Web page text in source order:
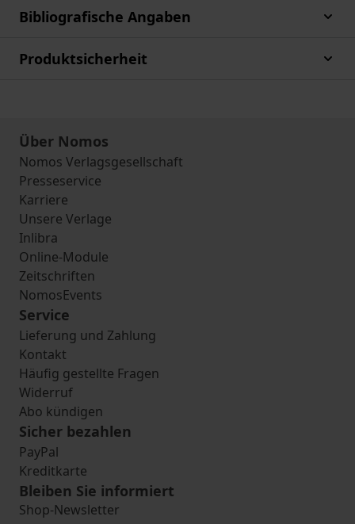
Bibliografische Angaben
Produktsicherheit
Über Nomos
Nomos Verlagsgesellschaft
Presseservice
Karriere
Unsere Verlage
Inlibra
Online-Module
Zeitschriften
NomosEvents
Service
Lieferung und Zahlung
Kontakt
Häufig gestellte Fragen
Widerruf
Abo kündigen
Sicher bezahlen
PayPal
Kreditkarte
Bleiben Sie informiert
Shop-Newsletter